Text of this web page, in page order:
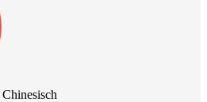
Chinesisch